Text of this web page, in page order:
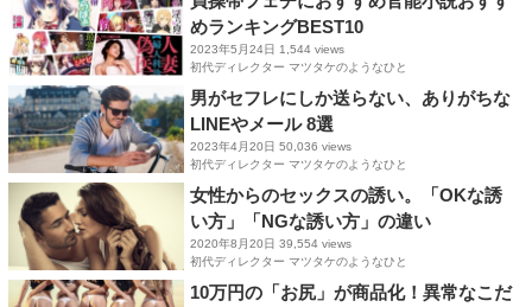
めランキングBEST10
2023年5月24日 1,544 views
初代ディレクター マツタケのようなひと
男がセフレにしか送らない、ありがちな
LINEやメール 8選
2023年4月20日 50,036 views
初代ディレクター マツタケのようなひと
女性からのセックスの誘い。「OKな誘
い方」「NGな誘い方」の違い
2020年8月20日 39,554 views
初代ディレクター マツタケのようなひと
10万円の「お尻」が商品化！異常なこだ